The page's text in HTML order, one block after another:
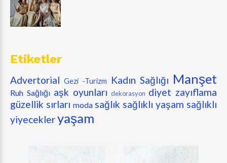
Etiketler
Advertorial Gezi -Turizm Kadın Sağlığı Manşet
Ruh Sağlığı aşk oyunları dekorasyon diyet zayıflama
güzellik sırları moda sağlık sağlıklı yaşam sağlıklı
yiyecekleryaşam